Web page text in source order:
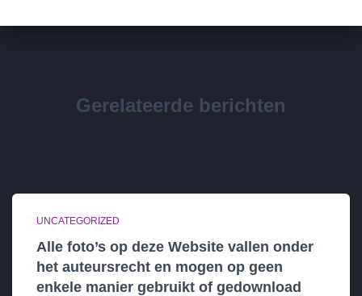
Gerelateerde berichten
UNCATEGORIZED
Alle foto’s op deze Website vallen onder
het auteursrecht en mogen op geen
enkele manier gebruikt of gedownload